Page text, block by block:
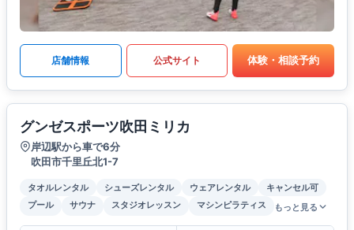
店舗情報 公式サイト 体験・相談予約
グンゼスポーツ吹田ミリカ
岸辺駅から車で6分
吹田市千里丘北1-7
タオルレンタル シューズレンタル ウェアレンタル
キャンセル可
プール
サウナ スタジオレッスン マシンピラティス もっと見る